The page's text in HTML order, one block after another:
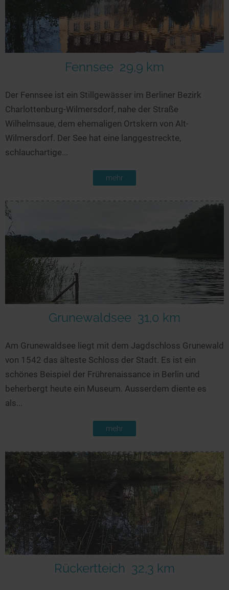
Fennsee 29,9 km
Der Fennsee ist ein Stillgewässer im Berliner Bezirk
Charlottenburg-Wilmersdorf, nahe der Straße
Wilhelmsaue, dem ehemaligen Ortskern von Alt-
Wilmersdorf. Der See hat eine langgestreckte,
schlauchartige...
mehr
Grunewaldsee 31,0 km
Am Grunewaldsee liegt mit dem Jagdschloss Grunewald
von 1542 das älteste Schloss der Stadt. Es ist ein
schönes Beispiel der Frührenaissance in Berlin und
beherbergt heute ein Museum. Ausserdem diente es
als...
mehr
Rückertteich 32,3 km